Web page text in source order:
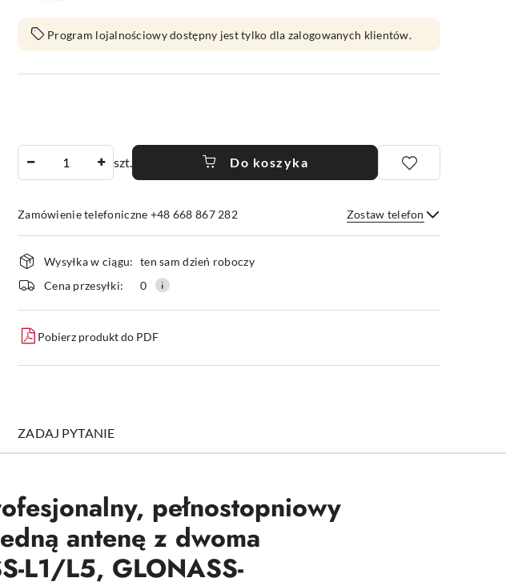
Program lojalnościowy dostępny jest tylko dla zalogowanych klientów.
szt. Do koszyka
Zamówienie telefoniczne +48 668 867 282 Zostaw telefon
Wyślij
Dostępność
i
dostawa
Wysyłka w ciągu: ten sam dzień roboczy
Cena przesyłki:
0
Pobierz produkt do PDF
ZADAJ PYTANIE
pełnostopniowy
antenę z dwoma
L1/L5, GLONASS-